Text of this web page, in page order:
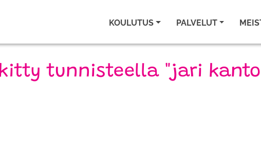
KOULUTUS PALVELUT
tunnisteella "jari